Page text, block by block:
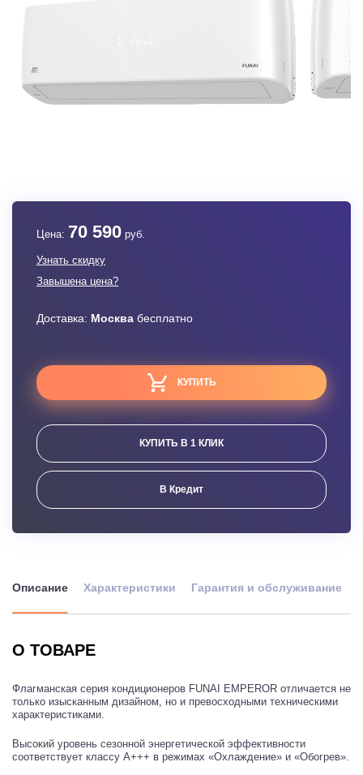
Цена: 70 590 руб.
Узнать скидку
Завышена цена?
Доставка: Москва бесплатно
КУПИТЬ
КУПИТЬ В 1 КЛИК
В Кредит
Описание Характеристики Гарантия и обслуживание
О ТОВАРЕ
Флагманская серия кондиционеров FUNAI EMPEROR отличается не
только изысканным дизайном, но и превосходными техническими
характеристиками.
Высокий уровень сезонной энергетической эффективности
соответствует классу A+++ в режимах «Охлаждение» и «Обогрев».